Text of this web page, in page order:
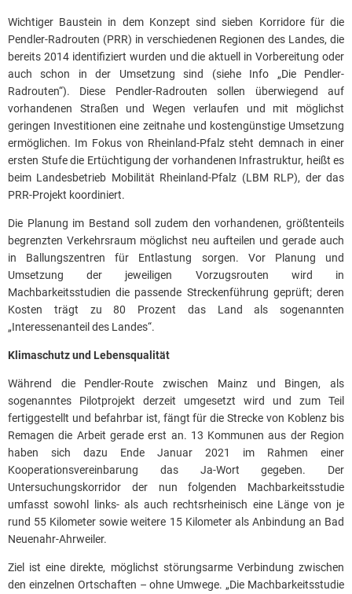
Wichtiger Baustein in dem Konzept sind sieben Korridore für die
Pendler-Radrouten (PRR) in verschiedenen Regionen des Landes, die
bereits 2014 identifiziert wurden und die aktuell in Vorbereitung oder
auch schon in der Umsetzung sind (siehe Info „Die Pendler-
Radrouten“). Diese Pendler-Radrouten sollen überwiegend auf
vorhandenen Straßen und Wegen verlaufen und mit möglichst
geringen Investitionen eine zeitnahe und kostengünstige Umsetzung
ermöglichen. Im Fokus von Rheinland-Pfalz steht demnach in einer
ersten Stufe die Ertüchtigung der vorhandenen Infrastruktur, heißt es
beim Landesbetrieb Mobilität Rheinland-Pfalz (LBM RLP), der das
PRR-Projekt koordiniert.
Die Planung im Bestand soll zudem den vorhandenen, größtenteils
begrenzten Verkehrsraum möglichst neu aufteilen und gerade auch
in Ballungszentren für Entlastung sorgen. Vor Planung und
Umsetzung der jeweiligen Vorzugsrouten wird in
Machbarkeitsstudien die passende Streckenführung geprüft; deren
Kosten trägt zu 80 Prozent das Land als sogenannten
„Interessenanteil des Landes“.
Klimaschutz und Lebensqualität
Während die Pendler-Route zwischen Mainz und Bingen, als
sogenanntes Pilotprojekt derzeit umgesetzt wird und zum Teil
fertiggestellt und befahrbar ist, fängt für die Strecke von Koblenz bis
Remagen die Arbeit gerade erst an. 13 Kommunen aus der Region
haben sich dazu Ende Januar 2021 im Rahmen einer
Kooperationsvereinbarung das Ja-Wort gegeben. Der
Untersuchungskorridor der nun folgenden Machbarkeitsstudie
umfasst sowohl links- als auch rechtsrheinisch eine Länge von je
rund 55 Kilometer sowie weitere 15 Kilometer als Anbindung an Bad
Neuenahr-Ahrweiler.
Ziel ist eine direkte, möglichst störungsarme Verbindung zwischen
den einzelnen Ortschaften – ohne Umwege. „Die Machbarkeitsstudie